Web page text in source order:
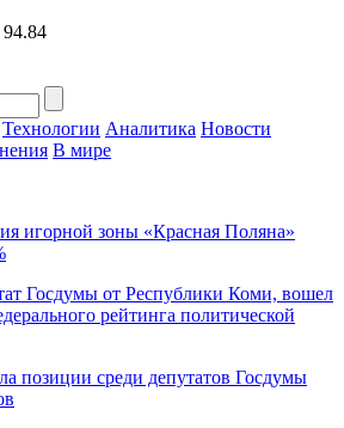
Технологии Аналитика Новости
В мире
игорной зоны «Красная Поляна»
Госдумы от Республики Коми, вошел
рейтинга политической
позиции среди депутатов Госдумы